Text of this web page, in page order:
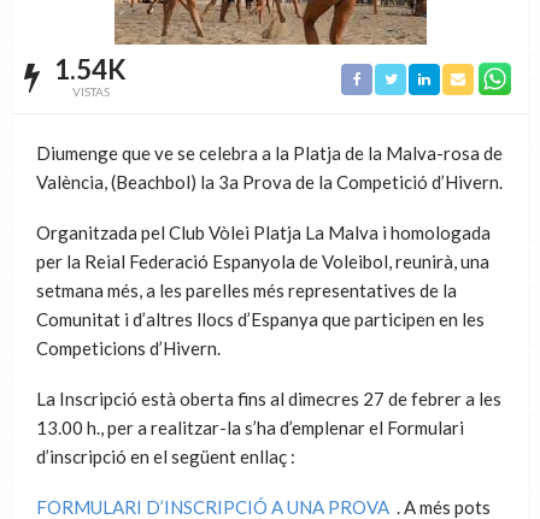
1.54K
VISTAS
Diumenge que ve se celebra a la Platja de la Malva-rosa de
València, (Beachbol) la 3a Prova de la Competició d’Hivern.
Organitzada pel Club Vòlei Platja La Malva i homologada
per la Reial Federació Espanyola de Voleibol, reunirà, una
setmana més, a les parelles més representatives de la
Comunitat i d’altres llocs d’Espanya que participen en les
Competicions d’Hivern.
La Inscripció està oberta fins al dimecres 27 de febrer a les
13.00 h., per a realitzar-la s’ha d’emplenar el Formulari
d’inscripció en el següent enllaç :
FORMULARI D’INSCRIPCIÓ A UNA PROVA . A més pots